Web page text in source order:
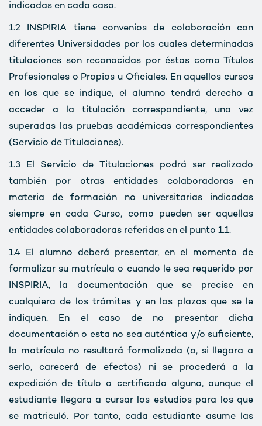
indicadas en cada caso.
1.2 INSPIRIA tiene convenios de colaboración con
diferentes Universidades por los cuales determinadas
titulaciones son reconocidas por éstas como Títulos
Profesionales o Propios u Oficiales. En aquellos cursos
en los que se indique, el alumno tendrá derecho a
acceder a la titulación correspondiente, una vez
superadas las pruebas académicas correspondientes
(Servicio de Titulaciones).
1.3 El Servicio de Titulaciones podrá ser realizado
también por otras entidades colaboradoras en
materia de formación no universitarias indicadas
siempre en cada Curso, como pueden ser aquellas
entidades colaboradoras referidas en el punto 1.1.
1.4 El alumno deberá presentar, en el momento de
formalizar su matrícula o cuando le sea requerido por
INSPIRIA, la documentación que se precise en
cualquiera de los trámites y en los plazos que se le
indiquen. En el caso de no presentar dicha
documentación o esta no sea auténtica y/o suficiente,
la matrícula no resultará formalizada (o, si llegara a
serlo, carecerá de efectos) ni se procederá a la
expedición de título o certificado alguno, aunque el
estudiante llegara a cursar los estudios para los que
se matriculó. Por tanto, cada estudiante asume las